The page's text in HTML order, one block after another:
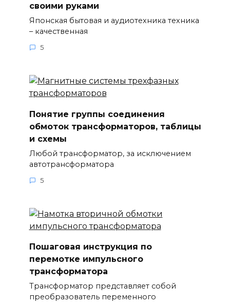
своими руками
Японская бытовая и аудиотехника техника
– качественная
5
Понятие группы соединения
обмоток трансформаторов, таблицы
и схемы
Любой трансформатор, за исключением
автотрансформатора
5
Пошаговая инструкция по
перемотке импульсного
трансформатора
Трансформатор представляет собой
преобразователь переменного